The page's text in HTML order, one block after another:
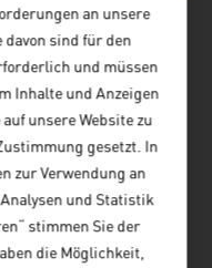
an unsere
sind für den
und müssen
Inhalte und Anzeigen
unsere Website zu
gesetzt. In
zur Verwendung an
und Statistik
stimmen Sie der
die Möglichkeit,